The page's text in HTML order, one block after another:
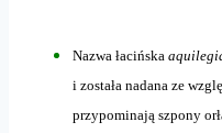
Nazwa łacińska
i została nadana ze
przypominają szpony